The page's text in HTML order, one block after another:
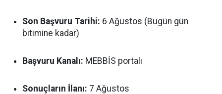
Son Başvuru Tarihi: 6 Ağustos (Bugün gün
bitimine kadar)
Başvuru Kanalı: MEBBİS portalı
Sonuçların İlanı: 7 Ağustos